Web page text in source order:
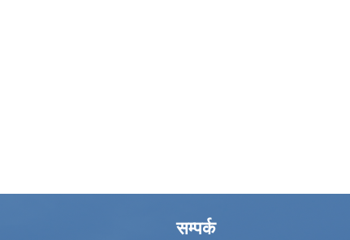
सम्पर्क